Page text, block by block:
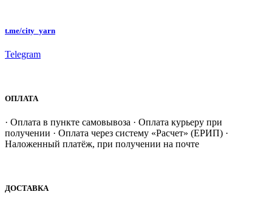
t.me/city_yarn
Telegram
ОПЛАТА
· Оплата в пункте самовывоза · Оплата курьеру при
получении · Оплата через систему «Расчет» (ЕРИП) ·
Наложенный платёж, при получении на почте
ДОСТАВКА